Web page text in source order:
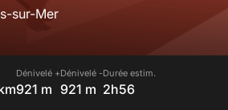
sur-Mer
Dénivelé +
921 m
Dénivelé -
921 m
Durée estim.
2h56